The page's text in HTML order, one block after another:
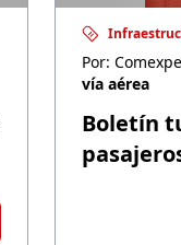
Por:
vía aérea
Boletín